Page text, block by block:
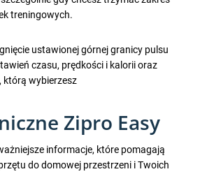
treningowych.
ustawionej górnej granicy pulsu
czasu, prędkości i kalorii oraz
którą wybierzesz
Zipro Easy
informacje, które pomagają
do domowej przestrzeni i Twoich